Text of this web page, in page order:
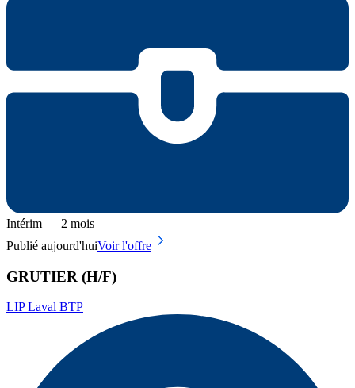
Intérim — 2 mois
Publié aujourd'huiVoir l'offre
GRUTIER (H/F)
LIP Laval BTP